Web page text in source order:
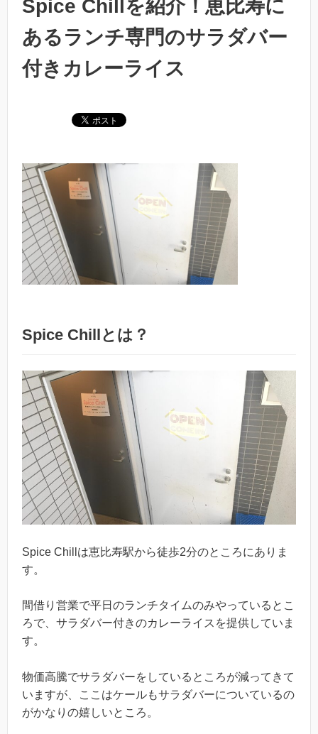
Spice Chillを紹介！恵比寿に
あるランチ専門のサラダバー
付きカレーライス
Spice Chillとは？
Spice Chillは恵比寿駅から徒歩2分のところにありま
す。
間借り営業で平日のランチタイムのみやっているとこ
ろで、サラダバー付きのカレーライスを提供していま
す。
物価高騰でサラダバーをしているところが減ってきて
いますが、ここはケールもサラダバーについているの
がかなりの嬉しいところ。